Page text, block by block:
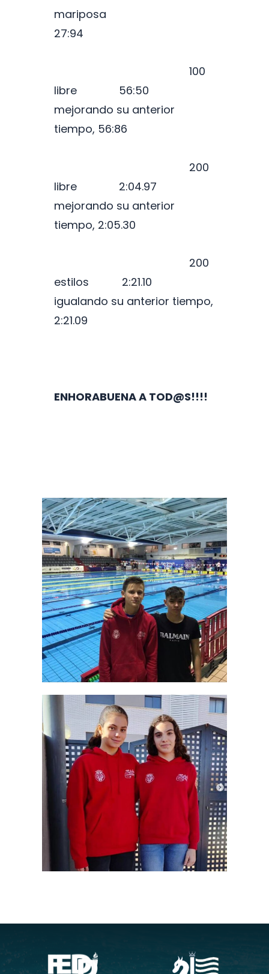
mariposa
27:94
100
libre 56:50
mejorando su anterior
tiempo, 56:86
200
libre 2:04.97
mejorando su anterior
tiempo, 2:05.30
200
estilos 2:21.10
igualando su anterior tiempo,
2:21.09
ENHORABUENA A TOD@S!!!!